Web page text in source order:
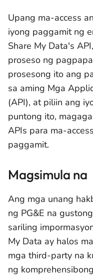
Upang ma-access
iyong paggamit ng
Share My Data's
proseso ng
prosesong ito ang
sa aming Mga
(API), at piliin ang
puntong ito,
APIs para ma-
paggamit.
Magsimula na
Ang mga unang
ng PG&E na
sariling
My Data ay halos
mga third-party na
ng komprehensibong